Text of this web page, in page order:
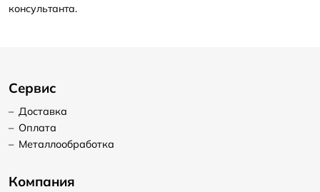
консультанта.
Сервис
– Доставка
– Оплата
– Металлообработка
Компания